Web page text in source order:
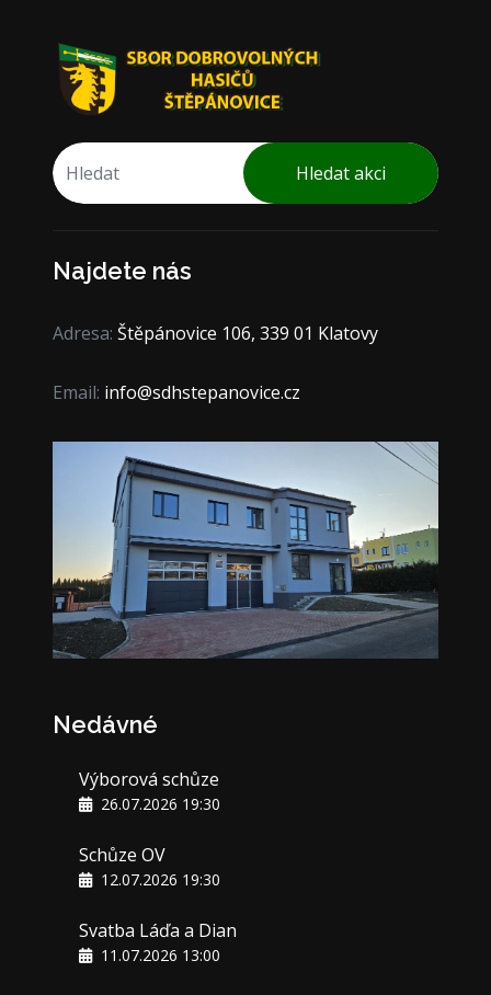
Hledat akci
Najdete nás
Adresa: Štěpánovice 106, 339 01 Klatovy
Email: info@sdhstepanovice.cz
Nedávné
Výborová schůze
26.07.2026 19:30
Schůze OV
12.07.2026 19:30
Svatba Láďa a Dian
11.07.2026 13:00